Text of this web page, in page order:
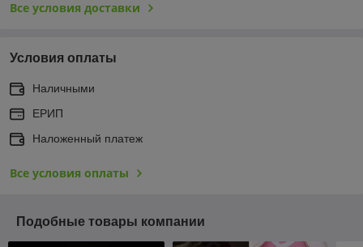
Все условия доставки
Условия оплаты
Наличными
ЕРИП
Наложенный платеж
Все условия оплаты
Подобные товары компании